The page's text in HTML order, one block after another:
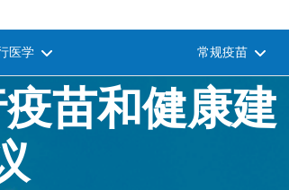
医学 常规疫苗
苗和健康建